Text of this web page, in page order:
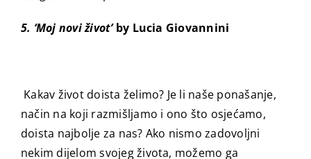
5. ‘Moj novi život’ by Lucia Giovannini
Kakav život doista želimo? Je li naše ponašanje,
način na koji razmišljamo i ono što osjećamo,
doista najbolje za nas? Ako nismo zadovoljni
nekim dijelom svojeg života, možemo ga